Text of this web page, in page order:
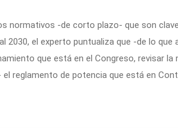
normativos -de corto plazo- que son
2030, el experto puntualiza que -de lo
que está en el Congreso, revisar la
reglamento de potencia que está en